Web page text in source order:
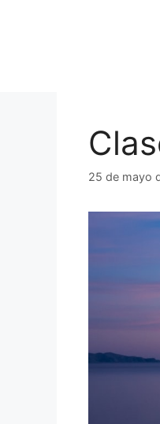
25 de mayo